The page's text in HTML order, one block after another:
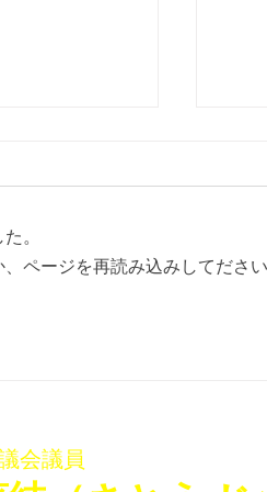
談会･稲葉
を開催いた
。
ページを再読み込みしてださい
会議員